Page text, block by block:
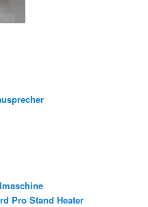
Pro Stand Heater